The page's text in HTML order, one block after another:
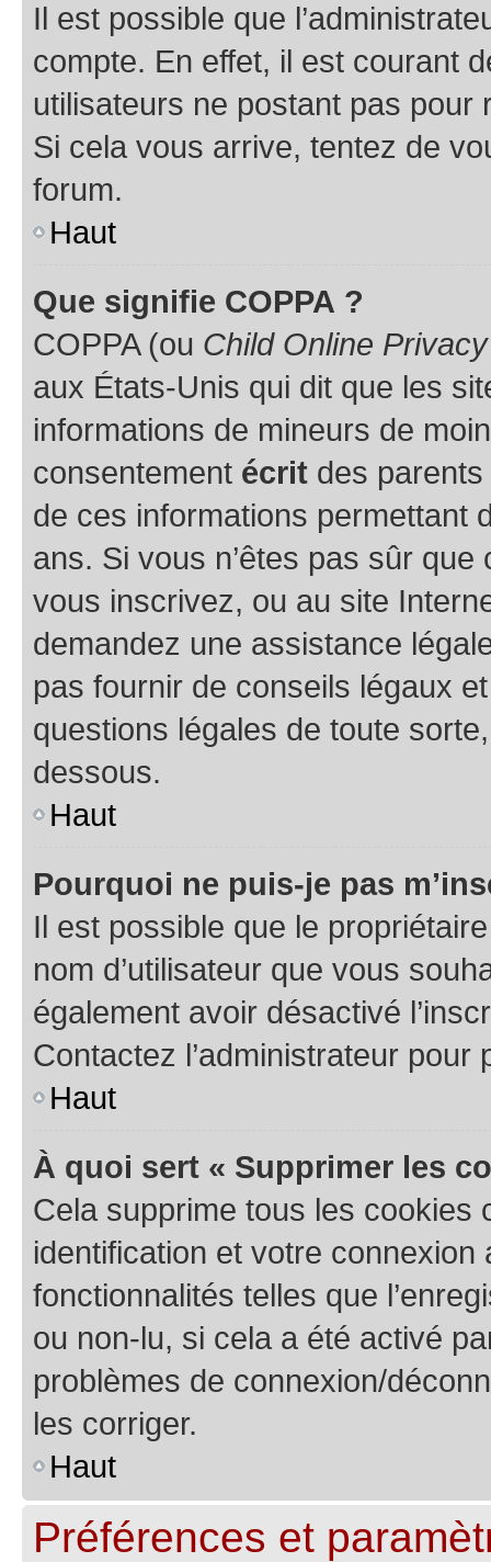
Il est possible que
compte. En effet, il est courant
utilisateurs ne postant pas pour
Si cela vous arrive, tentez de
forum.
Haut
Que signifie COPPA ?
COPPA (ou Child Online
aux États-Unis qui dit que les
informations de mineurs de
consentement écrit des parents
de ces informations permettant
ans. Si vous n’êtes pas sûr
vous inscrivez, ou au site
demandez une assistance
pas fournir de conseils légaux
questions légales de toute
dessous.
Haut
Pourquoi ne puis-je pas
Il est possible que le
nom d’utilisateur que vous
également avoir désactivé
Contactez l’administrateur
Haut
À quoi sert « Supprimer les
Cela supprime tous les cookies
identification et votre
fonctionnalités telles que
ou non-lu, si cela a été activé
problèmes de connexion/
les corriger.
Haut
Préférences et